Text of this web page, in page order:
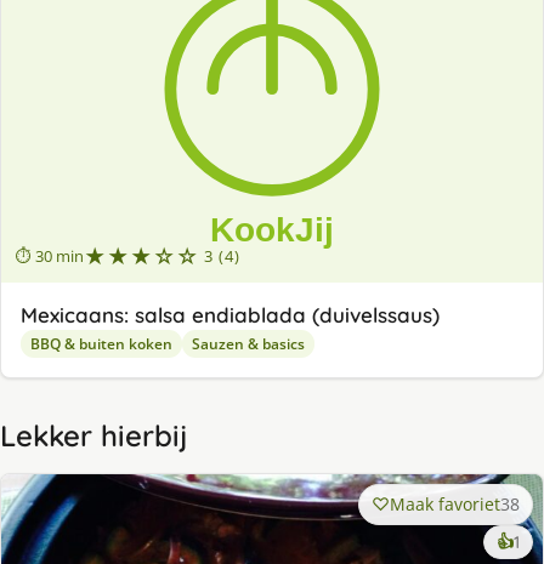
⏱ 30 min★★★☆☆ 3 (4)
Mexicaans: salsa endiablada (duivelssaus)
BBQ & buiten koken Sauzen & basics
Lekker hierbij
Maak favoriet38
👍1